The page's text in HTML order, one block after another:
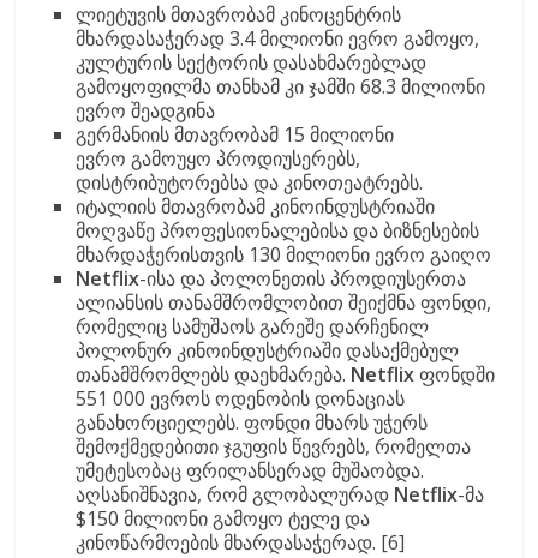
ლიეტუვის მთავრობამ კინოცენტრის
მხარდასაჭერად 3.4 მილიონი ევრო გამოყო,
კულტურის სექტორის დასახმარებლად
გამოყოფილმა თანხამ კი ჯამში 68.3 მილიონი
ევრო შეადგინა
გერმანიის მთავრობამ 15 მილიონი
ევრო გამოუყო პროდიუსერებს,
დისტრიბუტორებსა და კინოთეატრებს.
იტალიის მთავრობამ კინოინდუსტრიაში
მოღვაწე პროფესიონალებისა და ბიზნესების
მხარდაჭერისთვის 130 მილიონი ევრო გაიღო
Netflix-ისა და პოლონეთის პროდიუსერთა
ალიანსის თანამშრომლობით შეიქმნა ფონდი,
რომელიც სამუშაოს გარეშე დარჩენილ
პოლონურ კინოინდუსტრიაში დასაქმებულ
თანამშრომლებს დაეხმარება. Netflixფონდში
551 000 ევროს ოდენობის დონაციას
განახორციელებს. ფონდი მხარს უჭერს
შემოქმედებითი ჯგუფის წევრებს, რომელთა
უმეტესობაც ფრილანსერად მუშაობდა.
აღსანიშნავია, რომ გლობალურად Netflix-მა
$150 მილიონი გამოყო ტელე და
კინოწარმოების მხარდასაჭერად. [6]